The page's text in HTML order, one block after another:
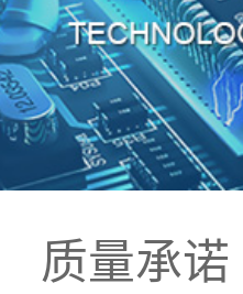
质量承诺